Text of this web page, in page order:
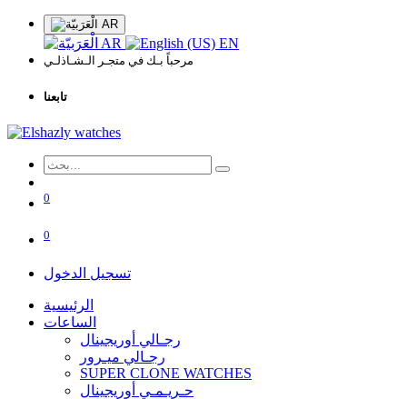
AR
AR EN
مرحباً بـك في متجـر الـشـاذلـي
تابعنا
0
0
تسجيل الدخول
الرئيسية
الساعات
رجـالي أوريجينال
رجـالي ميـرور
SUPER CLONE WATCHES
حـريـمـي أوريجينال